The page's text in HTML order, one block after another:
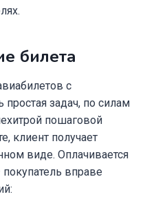
билета
с
задач, по силам
пошаговой
клиент получает
виде. Оплачивается
вправе